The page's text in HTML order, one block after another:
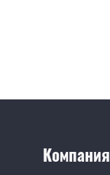
Компания